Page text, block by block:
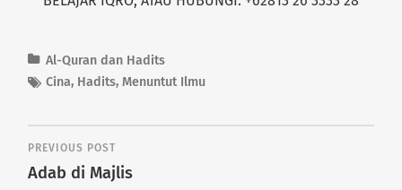
Al-Quran dan Hadits
Cina, Hadits,Menuntut Ilmu
PREVIOUS POST
Adab di Majlis